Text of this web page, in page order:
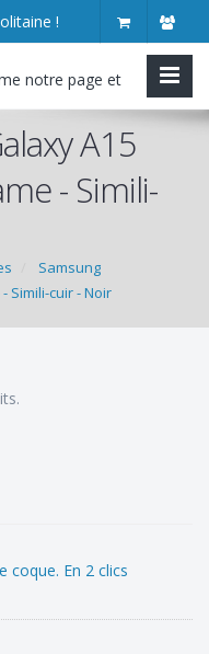
!
notre page et
A15
- Simili-
Samsung
Simili-cuir - Noir
coque. En 2 clics